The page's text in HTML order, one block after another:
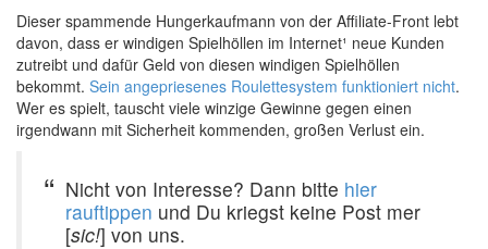
Dieser spammende Hungerkaufmann von der Affiliate-Front lebt
davon, dass er windigen Spielhöllen im Internet¹ neue Kunden
zutreibt und dafür Geld von diesen windigen Spielhöllen
bekommt. Sein angepriesenes Roulettesystem funktioniert nicht.
Wer es spielt, tauscht viele winzige Gewinne gegen einen
irgendwann mit Sicherheit kommenden, großen Verlust ein.
Nicht von Interesse? Dann bitte hier
rauftippen und Du kriegst keine Post mer
[sic!] von uns.